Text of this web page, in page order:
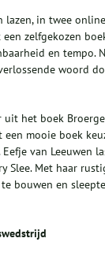
in twee
zelfgekozen
en tempo.
woord
uit het boek
mooie boek
van Leeuwen
Slee. Met haar
bouwen en